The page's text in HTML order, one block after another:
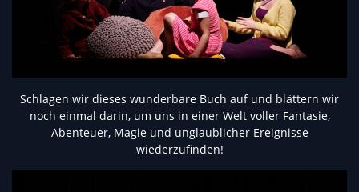
Schlagen wir dieses wunderbare Buch auf und blättern wir
noch einmal darin, um uns in einer Welt voller Fantasie,
Abenteuer, Magie und unglaublicher Ereignisse
wiederzufinden!